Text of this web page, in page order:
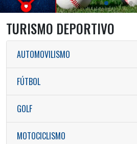
TURISMO DEPORTIVO
AUTOMOVILISMO
FÚTBOL
GOLF
MOTOCICLISMO